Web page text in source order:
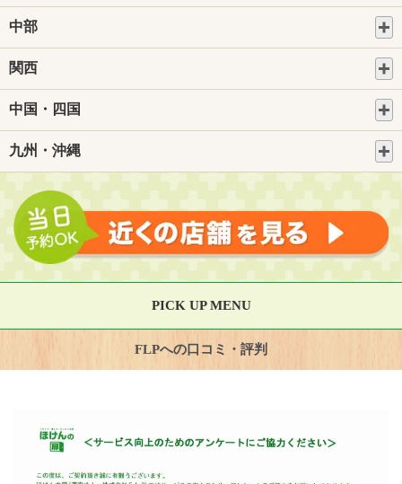
中部
関西
中国・四国
九州・沖縄
PICK UP MENU
FLPへの口コミ・評判